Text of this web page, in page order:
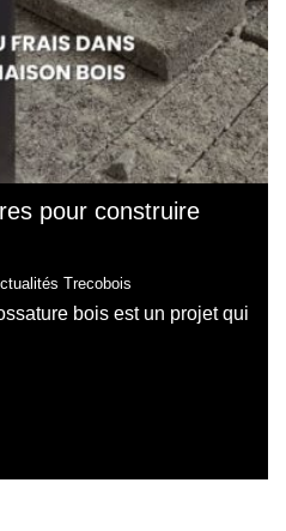
pour construire
Trecobois
bois est un projet qui